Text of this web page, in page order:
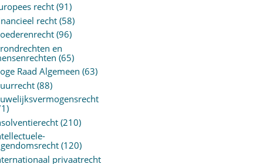
recht(91)
recht(58)
(96)
en
(65)
Raad Algemeen (63)
(88)
(210)
(120)
privaatrecht